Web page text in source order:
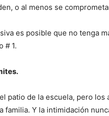
o al menos se
es posible que no tenga
# 1.
patio de la escuela, pero los
Y la intimidación